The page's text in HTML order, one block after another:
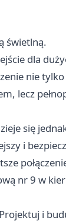
świetlną.
dla
nie
lecz
się
i
nr 9 w
i